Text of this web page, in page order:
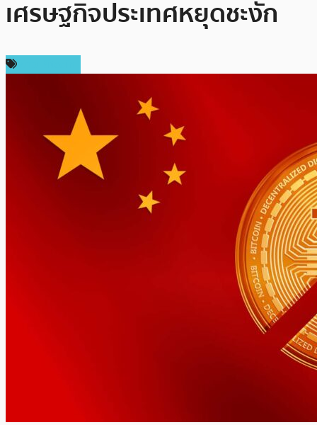
เศรษฐกิจประเทศหยุดชะงัก